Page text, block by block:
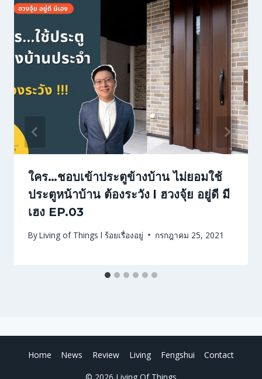
ใคร…ชอบเข้าประตูข้างบ้าน ไม่ยอมใช้
ประตูหน้าบ้าน ต้องระวัง l ฮวงจุ้ย อยู่ดี มี
เฮง EP.03
ByLiving of Things l ร้อยเรื่องอยู่ กรกฎาคม 25, 2021
Home News Review Living Fengshui
Contact
© 2026 Living Of Things